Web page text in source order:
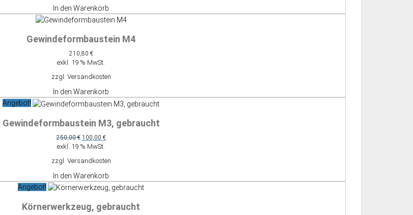
In den Warenkorb
Gewindeformbaustein M4
210,80 €
exkl. 19 % MwSt.
zzgl. Versandkosten
In den Warenkorb
Angebot!
Gewindeformbaustein M3, gebraucht
250,00€ Ursprünglicher
Preis
250,00 €
100,00 €Aktueller
100,00 €.
exkl. 19 % MwSt.
zzgl. Versandkosten
In den Warenkorb
Angebot!
Körnerwerkzeug, gebraucht